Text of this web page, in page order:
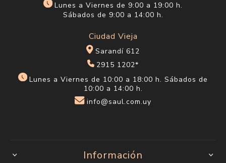
Lunes a Viernes de 9:00 a 19:00 h.
Sábados de 9:00 a 14:00 h.
Ciudad Vieja
Sarandí 612
2915 1202*
Lunes a Viernes de 10:00 a 18:00 h. Sábados de
10:00 a 14:00 h.
info@saul.com.uy
Información